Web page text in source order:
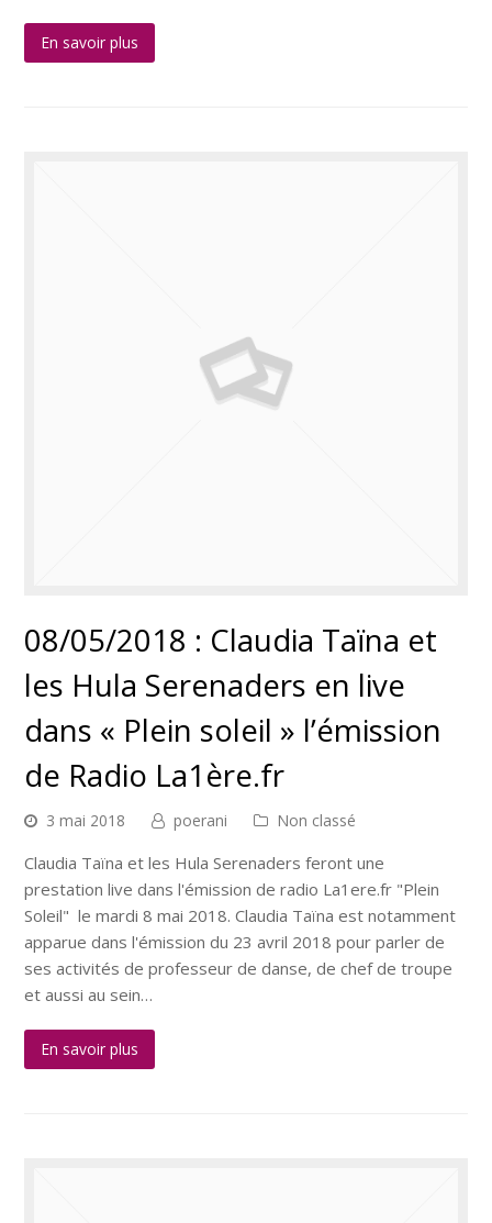
En savoir plus
08/05/2018 : Claudia Taïna et
les Hula Serenaders en live
dans « Plein soleil » l’émission
de Radio La1ère.fr
3 mai 2018 poerani Non classé
Claudia Taïna et les Hula Serenaders feront une
prestation live dans l'émission de radio La1ere.fr "Plein
Soleil" le mardi 8 mai 2018. Claudia Taïna est notamment
apparue dans l'émission du 23 avril 2018 pour parler de
ses activités de professeur de danse, de chef de troupe
et aussi au sein…
En savoir plus